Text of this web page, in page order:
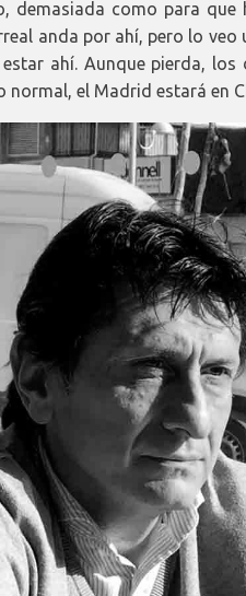
demasiada como para que
anda por ahí, pero lo
ahí. Aunque pierda, los
el Madrid estará en